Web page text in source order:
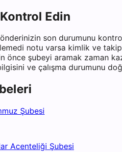
Edin
son durumunu
notu varsa kimlik ve
şubeyi aramak zaman
ve çalışma durumunu
Şubesi
Acenteliği Şubesi